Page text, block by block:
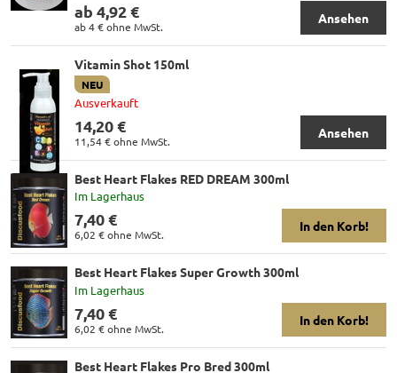
ab 4,92 €
ab 4 €ohne MwSt.
Ansehen
Vitamin Shot 150ml
NEU
Ausverkauft
14,20 €
11,54 €ohne MwSt.
Ansehen
Best Heart Flakes RED DREAM 300ml
Im Lagerhaus
7,40 €
6,02 €ohne MwSt.
In den Korb!
Best Heart Flakes Super Growth 300ml
Im Lagerhaus
7,40 €
6,02 €ohne MwSt.
In den Korb!
Best Heart Flakes Pro Bred 300ml